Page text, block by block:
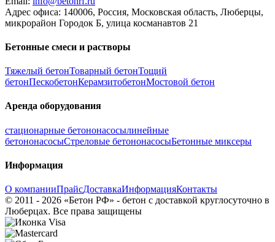
Адрес офиса: 140006, Россия, Московская область, Люберцы,
микрорайон Городок Б, улица косманавтов 21
Бетонные смеси и растворы
Тяжелый бетонТоварный бетонТощий
бетонПескобетонКерамзитобетонМостовой бетон
Аренда оборудования
стационарные бетононасосылинейные
бетононасосыСтреловые бетононасосыБетонные миксеры
Информация
О компанииПрайсДоставкаИнформацияКонтакты
© 2011 - 2026 «Бетон РФ» - бетон с доставкой круглосуточно в
Люберцах. Все права защищены